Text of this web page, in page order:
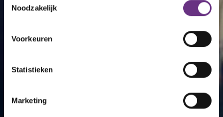
Informatie verzamelen over uw geografische
Uw apparaat identificeren door het actief te
scannen op specifieke eigenschappen (fingerprinting)
verwerkt en stel uw voorkeuren in het
detailgedeelte in.
Noodzakelijk
Voorkeuren
Statistieken
Marketing